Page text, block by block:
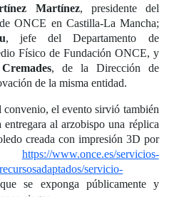
Martínez, presidente del
ONCE en Castilla-La Mancha;
, jefe del Departamento de
Físico de Fundación ONCE, y
, de la Dirección de
de la misma entidad.
convenio, el evento sirvió también
entregara al arzobispo una réplica
creada con impresión 3D por
https://www.once.es/servicios-
servicio-
se exponga públicamente y